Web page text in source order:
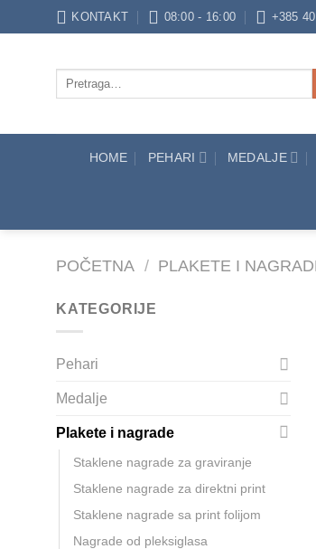
to
KONTAKT 08:00 - 16:00 +385
Pretraži:
HOME PEHARI MEDALJE
POČETNA / PLAKETE I
KATEGORIJE
Pehari
Medalje
Plakete i nagrade
Staklene nagrade za graviranje
Staklene nagrade za direktni print
Staklene nagrade sa print folijom
Nagrade od pleksiglasa